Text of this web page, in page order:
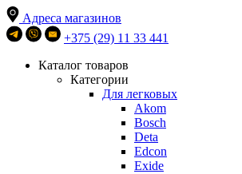
Адреса магазинов
+375 (29) 11 33 441
Каталог товаров
Категории
Для легковых
Akom
Bosch
Deta
Edcon
Exide